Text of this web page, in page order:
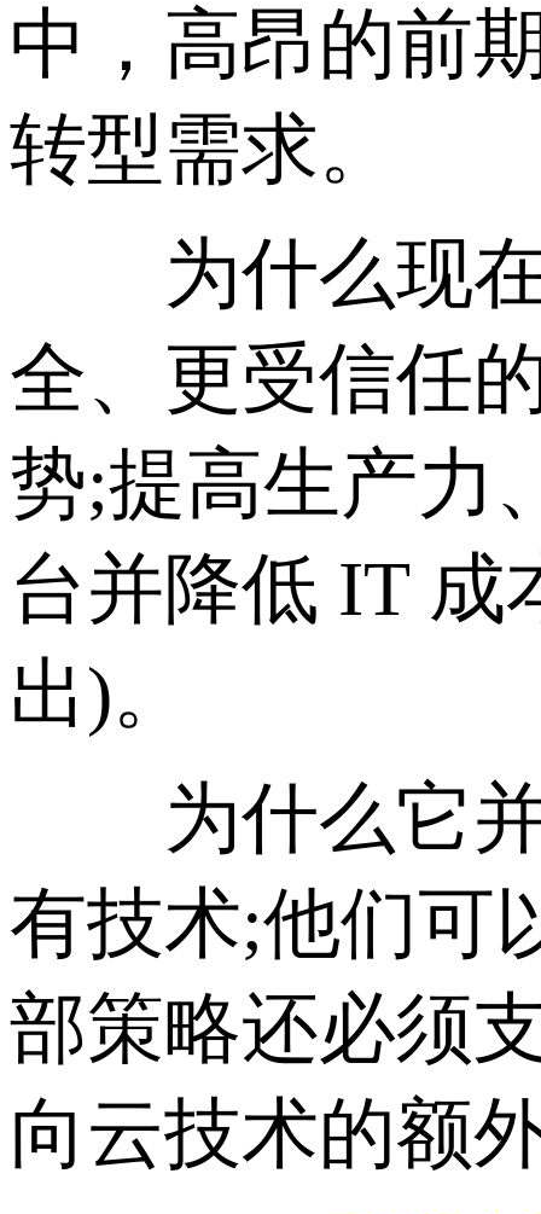
中，高昂的前
转型需求。
为什么现在
全、更受信任
势;提高生产力
台并降低 IT 成
出)。
为什么它并
有技术;他们可
部策略还必须
向云技术的额